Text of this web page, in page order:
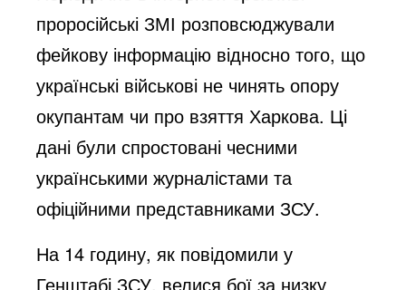
проросійські ЗМІ розповсюджували
фейкову інформацію відносно того, що
українські військові не чинять опору
окупантам чи про взяття Харкова. Ці
дані були спростовані чесними
українськими журналістами та
офіційними представниками ЗСУ.
На 14 годину, як повідомили у
Генштабі ЗСУ, велися бої за низку